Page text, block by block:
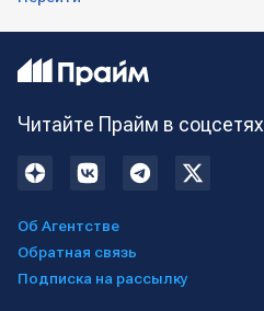
Читайте Прайм в соцсетях
Об Агентстве
Обратная связь
Подписка на рассылку